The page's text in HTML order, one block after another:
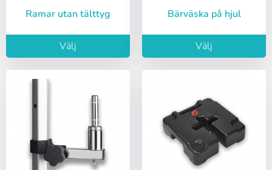
Ramar utan tälttyg
Välj
Bärväska på hjul
Välj